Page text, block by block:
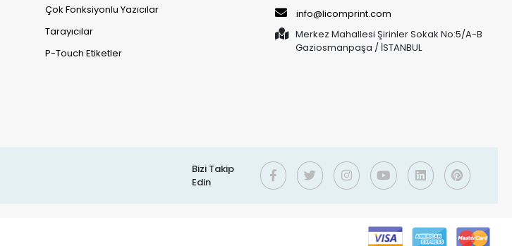
Çok Fonksiyonlu Yazıcılar
Tarayıcılar
P-Touch Etiketler
info@licomprint.com
Merkez Mahallesi Şirinler Sokak No:5/A-B
Gaziosmanpaşa / İSTANBUL
Bizi Takip
Edin